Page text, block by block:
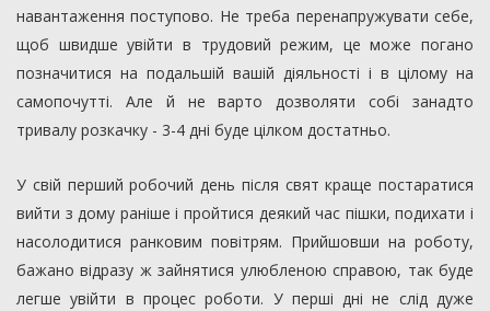
навантаження поступово. Не треба перенапружувати себе,
щоб швидше увійти в трудовий режим, це може погано
позначитися на подальшій вашій діяльності і в цілому на
самопочутті. Але й не варто дозволяти собі занадто
тривалу розкачку - 3-4 дні буде цілком достатньо.
У свій перший робочий день після свят краще постаратися
вийти з дому раніше і пройтися деякий час пішки, подихати і
насолодитися ранковим повітрям. Прийшовши на роботу,
бажано відразу ж зайнятися улюбленою справою, так буде
легше увійти в процес роботи. У перші дні не слід дуже